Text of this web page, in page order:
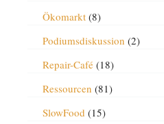
Ökomarkt(8)
Podiumsdiskussion (2)
Repair-Café(18)
Ressourcen (81)
SlowFood (15)